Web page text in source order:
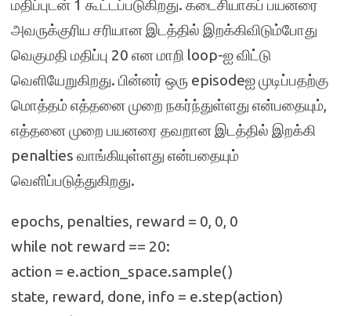
மதிப்புடன் 1 கூட்டப்படுகிறது. கடைசியாகப் பயனரை
அவருக்குரிய சரியான இடத்தில் இறக்கிவிடும்போது
வெகுமதி மதிப்பு 20 என மாறி loop-ஐ விட்டு
வெளியேறுகிறது. பின்னர் ஒரு episodeஐ முடிப்பதற்கு
மொத்தம் எத்தனை முறை நகர்ந்துள்ளது என்பதையும்,
எத்தனை முறை பயனரை தவறான இடத்தில் இறக்கி
penalties வாங்கியுள்ளது என்பதையும்
வெளிப்படுத்துகிறது.
epochs, penalties, reward = 0, 0, 0
while not reward == 20:
action = e.action_space.sample()
state, reward, done, info = e.step(action)